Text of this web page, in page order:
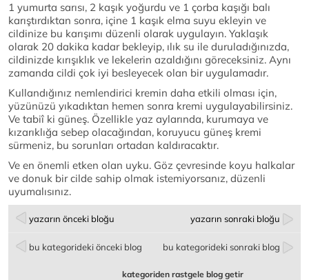
1 yumurta sarısı, 2 kaşık yoğurdu ve 1 çorba kaşığı balı
karıştırdıktan sonra, içine 1 kaşık elma suyu ekleyin ve
cildinize bu karışımı düzenli olarak uygulayın. Yaklaşık
olarak 20 dakika kadar bekleyip, ılık su ile duruladığınızda,
cildinizde kırışıklık ve lekelerin azaldığını göreceksiniz. Aynı
zamanda cildi çok iyi besleyecek olan bir uygulamadır.
Kullandığınız nemlendirici kremin daha etkili olması için,
yüzünüzü yıkadıktan hemen sonra kremi uygulayabilirsiniz.
Ve tabiî ki güneş. Özellikle yaz aylarında, kurumaya ve
kızarıklığa sebep olacağından, koruyucu güneş kremi
sürmeniz, bu sorunları ortadan kaldıracaktır.
Ve en önemli etken olan uyku. Göz çevresinde koyu halkalar
ve donuk bir cilde sahip olmak istemiyorsanız, düzenli
uyumalısınız.
yazarın önceki bloğu yazarın sonraki bloğu
bu kategorideki önceki blog bu kategorideki sonraki blog
kategoriden rastgele blog getir